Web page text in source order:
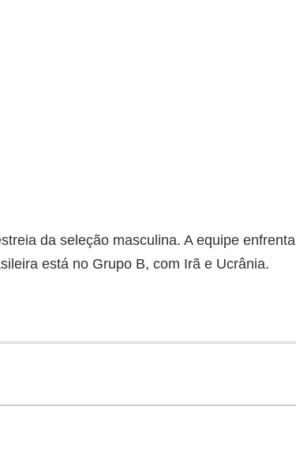
da seleção masculina. A equipe enfrenta
está no Grupo B, com Irã e Ucrânia.